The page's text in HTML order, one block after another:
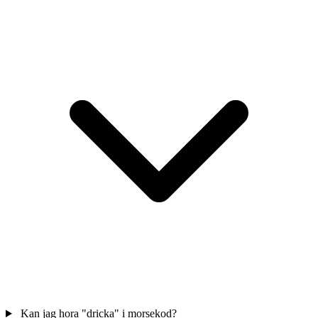
Kan jag hora "dricka" i morsekod?